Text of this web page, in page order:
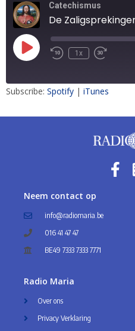
Catechismus
De
1x
Subscribe: Spotify | iTunes
Neem contact op
info@radiomaria.be
016 41 47 47
BE49 7333 7333 7771
Radio Maria
Over ons
Privacy Verklaring